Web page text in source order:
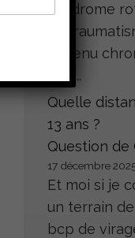
syndrome
un
devenu
très...
Quelle
13 ans ?
Question de
17 décembre
Et moi si je
un terrain
bcp de